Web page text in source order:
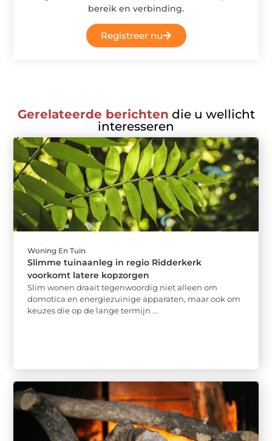
bereik en verbinding.
Registreer nu
Gerelateerde berichten die u wellicht
interesseren
Woning En Tuin
Slimme tuinaanleg in regio Ridderkerk
voorkomt latere kopzorgen
Slim wonen draait tegenwoordig niet alleen om
domotica en energiezuinige apparaten, maar ook om
keuzes die op de lange termijn ...